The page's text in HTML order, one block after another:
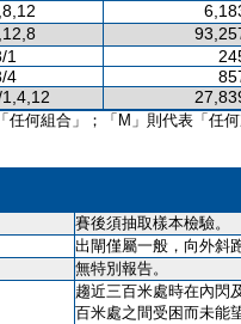
1
4
任何組合」；「M」則代表「任
賽後須抽取樣本檢驗。
出閘僅屬一般，向外斜
無特別報告。
趨近三百米處時在內閃
百米處之間受困而未能